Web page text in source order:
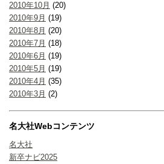
2010年10月 (20)
2010年9月 (19)
2010年8月 (20)
2010年7月 (18)
2010年6月 (19)
2010年5月 (19)
2010年4月 (35)
2010年3月 (2)
名大社Webコンテンツ
名大社
新卒ナビ2025